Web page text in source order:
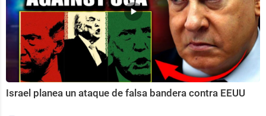
Israel planea un ataque de falsa bandera contra EEUU